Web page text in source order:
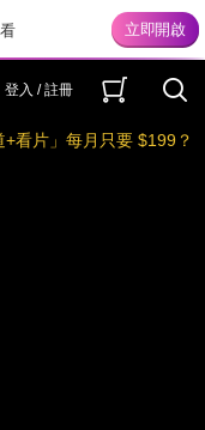
登入 / 註冊
+看片」每月只要 $199？